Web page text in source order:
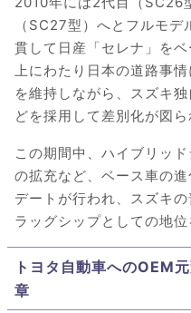
（SC27型）へとフルモ
貫して日産「セレナ」を
上にわたり日本の道路事
を維持しながら、スズキ
どを採用して差別化が図ら
この期間中、ハイブリッ
の拡充など、ベース車の
デートが行われ、スズキ
ラッグシップとしての地位
トヨタ自動車へのOEM
章